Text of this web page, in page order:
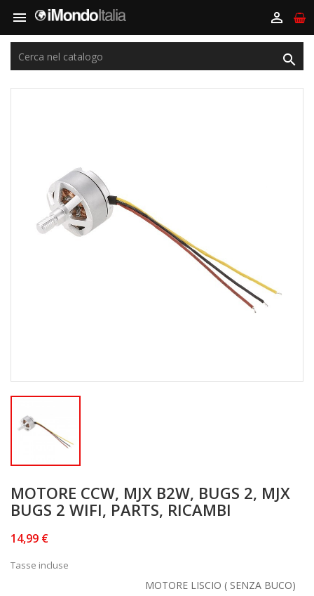
 

MOTORE CCW, MJX B2W, BUGS 2, MJX
BUGS 2 WIFI, PARTS, RICAMBI
14,99 €
Tasse incluse
MOTORE LISCIO ( SENZA BUCO)